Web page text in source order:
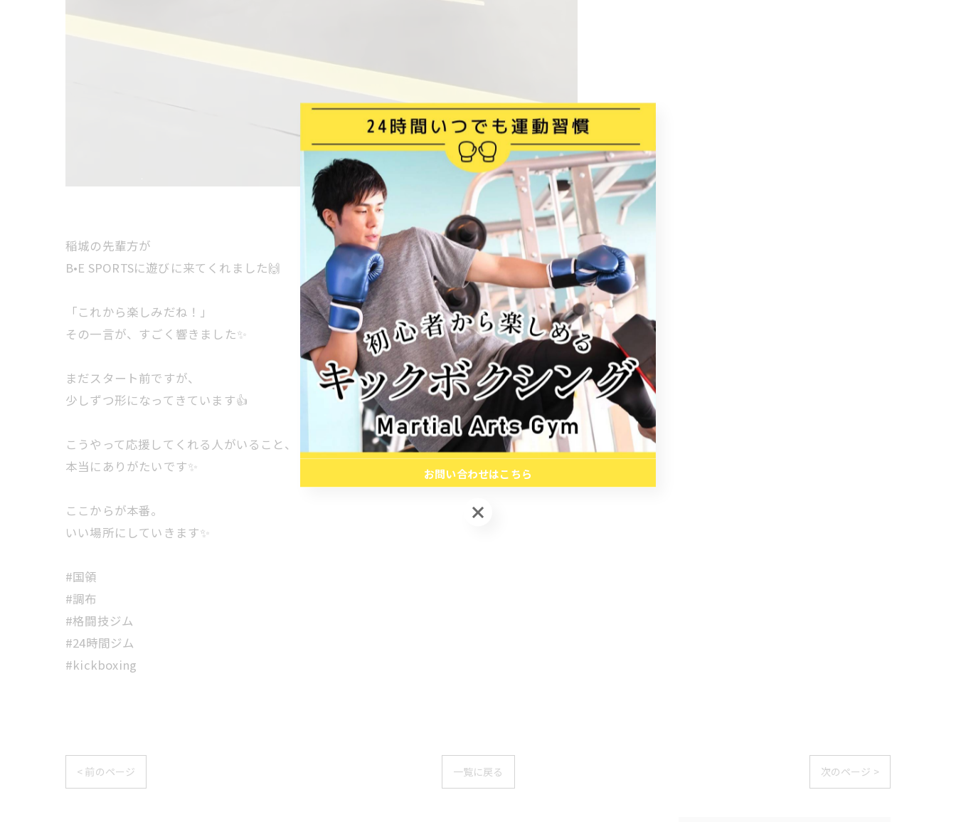
稲城の先輩方が
B•E SPORTSに遊びに来てくれました🙌
「これから楽しみだね！」
その一言が、すごく響きました✨
まだスタート前ですが、
少しずつ形になってきています👍
こうやって応援してくれる人がいること、
本当にありがたいです✨
ここからが本番。
いい場所にしていきます✨
#国領
#調布
#格闘技ジム
#24時間ジム
#kickboxing
< 前のページ 一覧に戻る 次のページ >
お問い合わせはこちら
お問い合わせはこちら